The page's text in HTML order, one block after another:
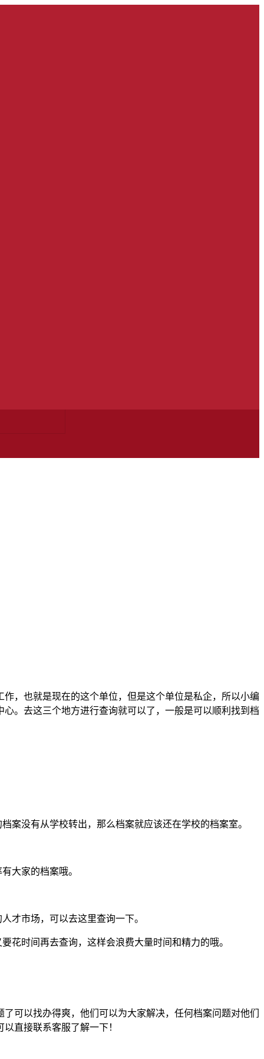
，也就是现在的这个单位，但是这个单位是私企，所以小编
。去这三个地方进行查询就可以了，一般是可以顺利找到档
案没有从学校转出，那么档案就应该还在学校的档案室。
大家的档案哦。
才市场，可以去这里查询一下。
花时间再去查询，这样会浪费大量时间和精力的哦。
可以找办得爽，他们可以为大家解决，任何档案问题对他们
直接联系客服了解一下！